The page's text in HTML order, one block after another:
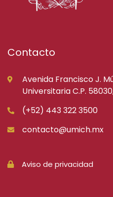
Contacto
Avenida Francisco J.
Universitaria C.P.
(+52) 443 322 3500
contacto@umich.mx
Aviso de privacidad